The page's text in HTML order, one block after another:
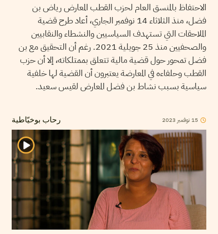
الاحتفاظ بالمنسق العام لحزب القطب المعارض رياض بن
فضل، منذ الثلاثاء 14 نوفمبر الجاري، أعاد طرح قضية
الملاحقات التي تستهدف السياسيين والنشطاء والنقابيين
والصحفيين منذ 25 جويلية 2021. رغم أن التحقيق مع بن
فضل تمحور حول قضية مالية تتعلق بممتلكاته، إلا أن حزب
القطب وحلفاءه في المعارضة يعتبرون أن القضية لها خلفية
سياسية بسبب نشاط بن فضل المعارض لقيس سعيد.
رحاب بوخيّاطية 15 نوفمبر 2023